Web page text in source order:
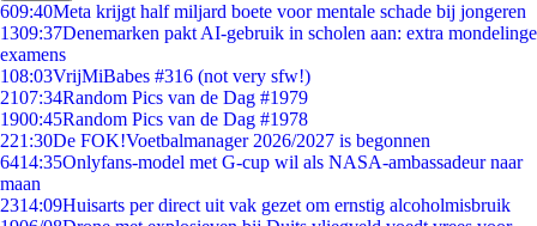
609:40Meta krijgt half miljard boete voor mentale schade bij jongeren
1309:37Denemarken pakt AI-gebruik in scholen aan: extra mondelinge
examens
108:03VrijMiBabes #316 (not very sfw!)
2107:34Random Pics van de Dag #1979
1900:45Random Pics van de Dag #1978
221:30De FOK!Voetbalmanager 2026/2027 is begonnen
6414:35Onlyfans-model met G-cup wil als NASA-ambassadeur naar
maan
2314:09Huisarts per direct uit vak gezet om ernstig alcoholmisbruik